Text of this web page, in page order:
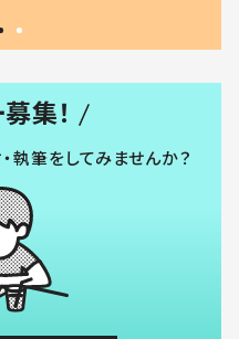
集！
執筆をしてみませんか？